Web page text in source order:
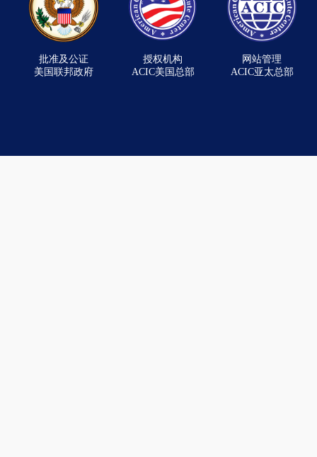
批准及公证
美国联邦政府
授权机构
ACIC美国总部
网站管理
ACIC亚太总部